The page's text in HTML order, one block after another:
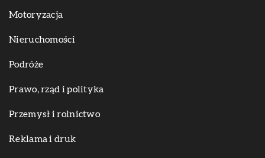
Motoryzacja
Nieruchomości
Podróże
Prawo, rząd i polityka
Przemysł i rolnictwo
Reklama i druk